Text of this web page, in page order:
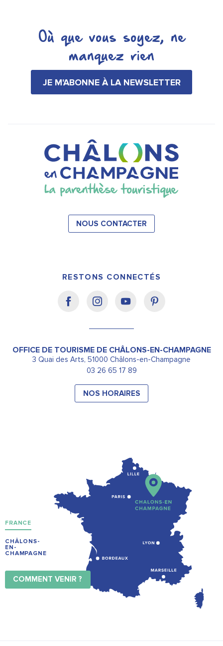
Où que vous soyez, ne
manquez rien
JE M'ABONNE À LA NEWSLETTER
NOUS CONTACTER
RESTONS CONNECTÉS
OFFICE DE TOURISME DE CHÂLONS-EN-CHAMPAGNE
3 Quai des Arts, 51000 Châlons-en-Champagne
03 26 65 17 89
NOS HORAIRES
FRANCE
CHÂLONS-
EN-
CHAMPAGNE
COMMENT VENIR ?